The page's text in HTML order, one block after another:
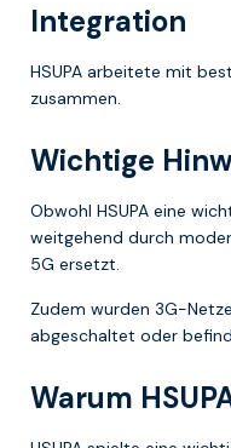
Integration
HSUPA arbeitete mit
zusammen.
Wichtige
Obwohl HSUPA eine
weitgehend durch
5G ersetzt.
Zudem wurden 3G-
abgeschaltet oder
Warum